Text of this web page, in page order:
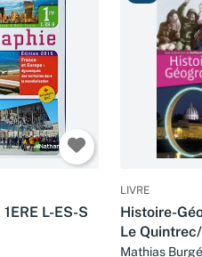
L-ES-S
LIVRE
Histoire-
Le
Mathias